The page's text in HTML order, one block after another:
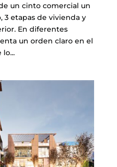
un cinto comercial un
etapas de vivienda y
En diferentes
un orden claro en el